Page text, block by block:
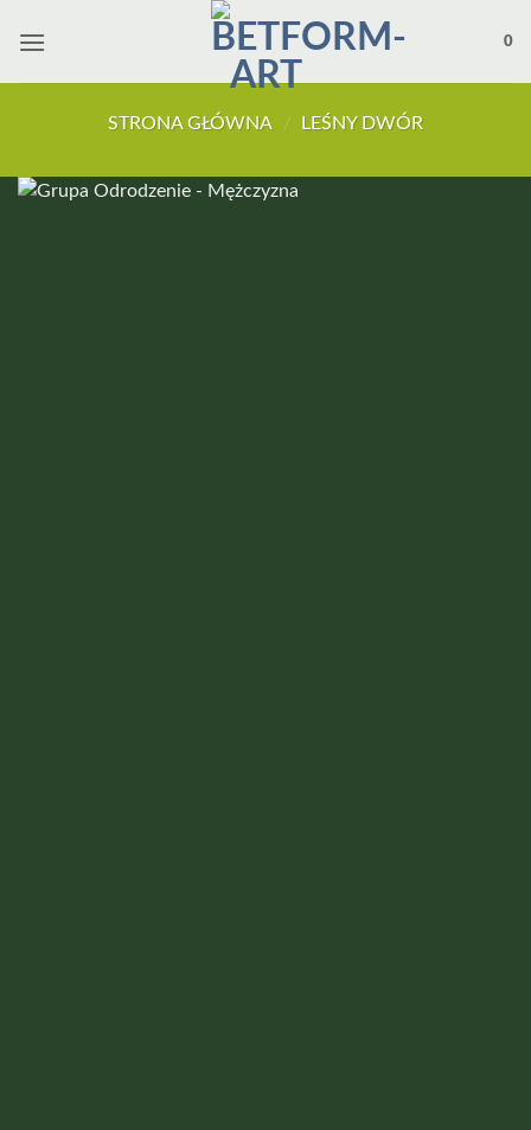
0
STRONA GŁÓWNA / LEŚNY DWÓR